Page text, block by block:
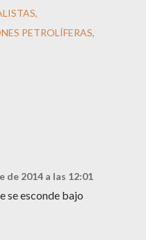
PETROLÍFERAS
de 2014 a las 12:01
se esconde bajo